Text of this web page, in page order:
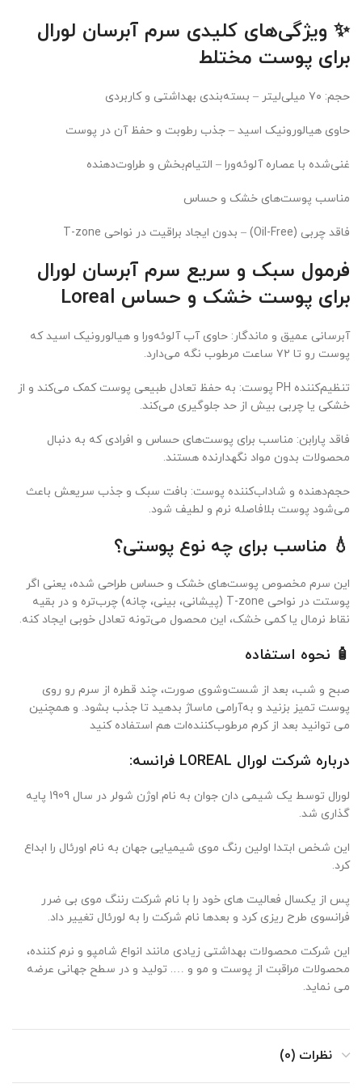
✨ ویژگی‌های کلیدی سرم آبرسان لورال
برای پوست مختلط
حجم: ۷۰ میلی‌لیتر – بسته‌بندی بهداشتی و کاربردی
حاوی هیالورونیک اسید – جذب رطوبت و حفظ آن در پوست
غنی‌شده با عصاره آلوئه‌ورا – التیام‌بخش و طراوت‌دهنده
مناسب پوست‌های خشک و حساس
فاقد چربی (Oil-Free) – بدون ایجاد براقیت در نواحی T-zone
فرمول سبک و سریع‌ سرم آبرسان لورال
برای پوست خشک و حساس Loreal
آبرسانی عمیق و ماندگار: حاوی آب آلوئه‌ورا و هیالورونیک اسید که
پوست رو تا ۷۲ ساعت مرطوب نگه می‌دارد.
تنظیم‌کننده PH پوست: به حفظ تعادل طبیعی پوست کمک می‌کند و از
خشکی یا چربی بیش از حد جلوگیری می‌کند.
فاقد پارابن: مناسب برای پوست‌های حساس و افرادی که به دنبال
محصولات بدون مواد نگهدارنده هستند.
حجم‌دهنده و شاداب‌کننده پوست: بافت سبک و جذب سریعش باعث
می‌شود پوست بلافاصله نرم و لطیف شود.
💧 مناسب برای چه نوع پوستی؟
این سرم مخصوص پوست‌های خشک و حساس طراحی شده، یعنی اگر
پوستت در نواحی T-zone (پیشانی، بینی، چانه) چرب‌تره و در بقیه
نقاط نرمال یا کمی خشک، این محصول می‌تونه تعادل خوبی ایجاد کنه.
🧴 نحوه استفاده
صبح و شب، بعد از شست‌وشوی صورت، چند قطره از سرم رو روی
پوست تمیز بزنید و به‌آرامی ماساژ بدهید تا جذب بشود. و همچنین
می توانید بعد از کرم مرطوب‌کننده‌ات هم استفاده کنید
درباره شرکت لورال LOREAL فرانسه:
لورال توسط یک شیمی دان جوان به نام اوژن شولر در سال 1909 پایه
گذاری شد.
این شخص ابتدا اولین رنگ موی شیمیایی جهان به نام اورئال را ابداع
کرد.
پس از یکسال فعالیت های خود را با نام شرکت رننگ موی بی ضرر
فرانسوی طرح ریزی کرد و بعدها نام شرکت را به لورئال تغییر داد.
این شرکت محصولات بهداشتی زیادی مانند انواع شامپو و نرم کننده،
محصولات مراقبت از پوست و مو و …. تولید و در سطح جهانی عرضه
می نماید.
نظرات (0)